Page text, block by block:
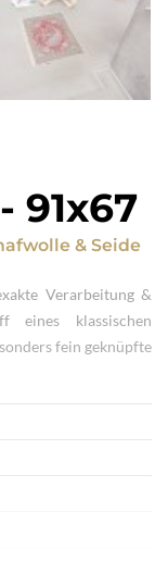
- 91x67
& Seide
Verarbeitung &
klassischen
fein geknüpfte